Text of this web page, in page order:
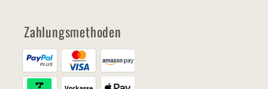
Zahlungsmethoden